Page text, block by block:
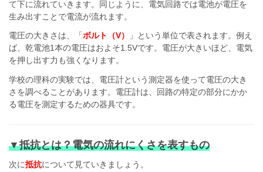
て下に流れていきます。同じように、電気回路では電池が電圧を
生み出すことで電流が流れます。
電圧の大きさは、「 ボルト（V）
」という単位で表されます。例え
ば、乾電池1本の電圧はおよそ1.5Vです。電圧が大きいほど、電気
を押し出す力も強くなります。
学校の理科の実験では、電圧計という測定器を使って電圧の大き
さを調べることがあります。電圧計は、回路の特定の部分にかか
る電圧を測定するための器具です。
▼抵抗とは？電気の流れにくさを表すもの
次に抵抗について見ていきましょう。